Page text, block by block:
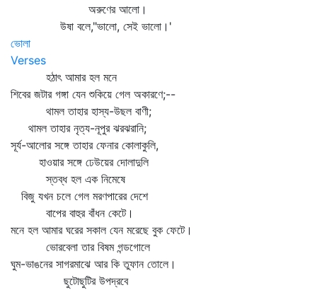
অরুণের আলো।
উষা বলে,"ভালো, সেই ভালো।'
ভোলা
Verses
হঠাৎ আমার হল মনে
শিবের জটার গঙ্গা যেন শুকিয়ে গেল অকারণে;--
থামল তাহার হাস্য-উছল বাণী;
থামল তাহার নৃত্য-নূপুর ঝরঝরানি;
সূর্য-আলোর সঙ্গে তাহার ফেনার কোলাকুলি,
হাওয়ার সঙ্গে ঢেউয়ের দোলাদুলি
স্তব্ধ হল এক নিমেষে
বিজু যখন চলে গেল মরণপারের দেশে
বাপের বাহুর বাঁধন কেটে।
মনে হল আমার ঘরের সকাল যেন মরেছে বুক ফেটে।
ভোরবেলা তার বিষম গন্ডগোলে
ঘুম-ভাঙনের সাগরমাঝে আর কি তুফান তোলে।
ছুটোছুটির উপদ্রবে